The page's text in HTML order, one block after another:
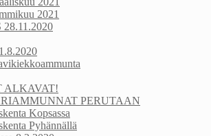
2021
ALKAVAT!
PERUTAAN
Kopsassa
Pyhännällä